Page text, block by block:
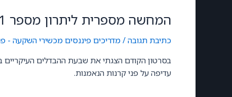
המחשה מספרית ליתרון מספר 1 של פוליסת חיסכון
כתיבת תגובה/מדריכים פיננסיםמכשירי השקעה -
בסרטון הקודם הצגתי את שבעת ההבדלים העיקריים
עדיפה על פני קרנות הנאמנות.